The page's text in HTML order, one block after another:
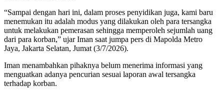
“Sampai dengan hari ini, dalam proses penyidikan juga, kami baru
menemukan itu adalah modus yang dilakukan oleh para tersangka
untuk melakukan pemerasan sehingga memperoleh sejumlah uang
dari para korban,” ujar Iman saat jumpa pers di Mapolda Metro
Jaya, Jakarta Selatan, Jumat (3/7/2026).
Iman menambahkan pihaknya belum menerima informasi yang
menguatkan adanya pencurian sesuai laporan awal tersangka
terhadap korban.